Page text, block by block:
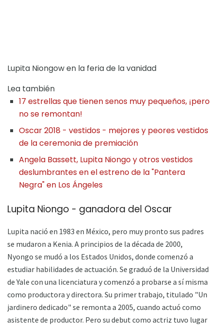
Lupita Niongow en la feria de la vanidad
Lea también
17 estrellas que tienen senos muy pequeños, ¡pero
no se remontan!
Oscar 2018 - vestidos - mejores y peores vestidos
de la ceremonia de premiación
Angela Bassett, Lupita Niongo y otros vestidos
deslumbrantes en el estreno de la "Pantera
Negra" en Los Ángeles
Lupita Niongo - ganadora del Oscar
Lupita nació en 1983 en México, pero muy pronto sus padres
se mudaron a Kenia. A principios de la década de 2000,
Nyongo se mudó a los Estados Unidos, donde comenzó a
estudiar habilidades de actuación. Se graduó de la Universidad
de Yale con una licenciatura y comenzó a probarse a sí misma
como productora y directora. Su primer trabajo, titulado "Un
jardinero dedicado" se remonta a 2005, cuando actuó como
asistente de productor. Pero su debut como actriz tuvo lugar